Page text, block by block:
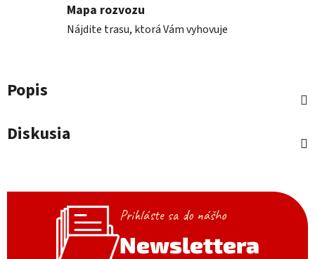
Mapa rozvozu
Nájdite trasu, ktorá Vám vyhovuje
Popis
Diskusia
Prihláste sa do nášho
Newslettera